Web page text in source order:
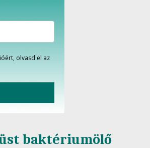
olvasd el az
baktériumölő